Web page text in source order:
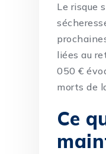
Le risque
liées au
050 €
morts de
Ce